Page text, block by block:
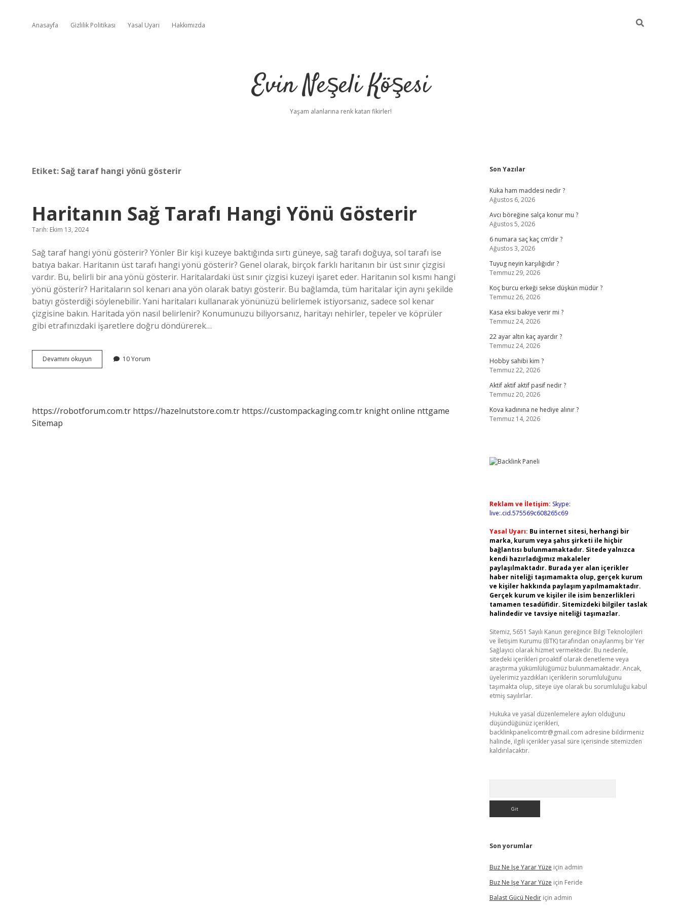
Anasayfa Gizlilik Politikası Yasal Uyarı Hakkımızda
Evin Neşeli Köşesi
Yaşam alanlarına renk katan fikirler!
Etiket: Sağ taraf hangi yönü gösterir
Haritanın Sağ Tarafı Hangi Yönü Gösterir
Tarih: Ekim 13, 2024
Sağ taraf hangi yönü gösterir? Yönler Bir kişi kuzeye baktığında sırtı güneye, sağ tarafı doğuya, sol tarafı ise
batıya bakar. Haritanın üst tarafı hangi yönü gösterir? Genel olarak, birçok farklı haritanın bir üst sınır çizgisi
vardır. Bu, belirli bir ana yönü gösterir. Haritalardaki üst sınır çizgisi kuzeyi işaret eder. Haritanın sol kısmı hangi
yönü gösterir? Haritaların sol kenarı ana yön olarak batıyı gösterir. Bu bağlamda, tüm haritalar için aynı şekilde
batıyı gösterdiği söylenebilir. Yani haritaları kullanarak yönünüzü belirlemek istiyorsanız, sadece sol kenar
çizgisine bakın. Haritada yön nasıl belirlenir? Konumunuzu biliyorsanız, haritayı nehirler, tepeler ve köprüler
gibi etrafınızdaki işaretlere doğru döndürerek…
Devamını okuyun Haritanın
Sağ
10 Yorum
https://robotforum.com.tr https://hazelnutstore.com.tr https://custompackaging.com.tr knight online nttgame
Sitemap
Sidebar
Son Yazılar
Kuka ham maddesi nedir ?
Ağustos 6, 2026
Avcı böreğine salça konur mu ?
Ağustos 5, 2026
6 numara saç kaç cm’dir ?
Ağustos 3, 2026
Tuyug neyin karşılığıdır ?
Temmuz 29, 2026
Koç burcu erkeği sekse düşkün müdür ?
Temmuz 26, 2026
Kasa eksi bakiye verir mi ?
Temmuz 24, 2026
22 ayar altın kaç ayardır ?
Temmuz 24, 2026
Hobby sahibi kim ?
Temmuz 22, 2026
Aktif aktif aktif pasif nedir ?
Temmuz 20, 2026
Kova kadınına ne hediye alınır ?
Temmuz 14, 2026
Reklam ve İletişim: Skype:
live:.cid.575569c608265c69
Yasal Uyarı: Bu internet sitesi, herhangi bir
marka, kurum veya şahıs şirketi ile hiçbir
bağlantısı bulunmamaktadır. Sitede yalnızca
kendi hazırladığımız makaleler
paylaşılmaktadır. Burada yer alan içerikler
haber niteliği taşımamakta olup, gerçek kurum
ve kişiler hakkında paylaşım yapılmamaktadır.
Gerçek kurum ve kişiler ile isim benzerlikleri
tamamen tesadüfidir. Sitemizdeki bilgiler taslak
halindedir ve tavsiye niteliği taşımazlar.
Sitemiz, 5651 Sayılı Kanun gereğince Bilgi Teknolojileri
ve İletişim Kurumu (BTK) tarafından onaylanmış bir Yer
Sağlayıcı olarak hizmet vermektedir. Bu nedenle,
sitedeki içerikleri proaktif olarak denetleme veya
araştırma yükümlülüğümüz bulunmamaktadır. Ancak,
üyelerimiz yazdıkları içeriklerin sorumluluğunu
taşımakta olup, siteye üye olarak bu sorumluluğu kabul
etmiş sayılırlar.
Hukuka ve yasal düzenlemelere aykırı olduğunu
düşündüğünüz içerikleri,
backlinkpanelicomtr@gmail.com adresine bildirmeniz
halinde, ilgili içerikler yasal süre içerisinde sitemizden
kaldırılacaktır.
Son yorumlar
Buz Ne Işe Yarar Yüze için admin
Buz Ne Işe Yarar Yüze için Feride
Balast Gücü Nediriçin admin